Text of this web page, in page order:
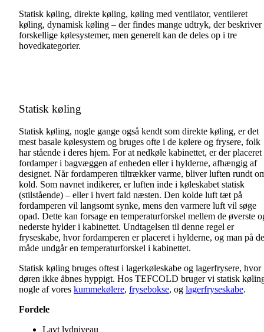
Statisk køling, direkte køling, køling med ventilator, ventileret
køling, dynamisk køling – der findes mange udtryk, der beskriver
forskellige kølesystemer, men generelt kan de deles op i tre
hovedkategorier.
Statisk køling
Statisk køling, nogle gange også kendt som direkte køling, er det
mest basale kølesystem og bruges ofte i de kølere og frysere, folk
har stående i deres hjem. For at nedkøle kabinettet, er der placeret
fordamper i bagvæggen af enheden eller i hylderne, afhængig af
designet. Når fordamperen tiltrækker varme, bliver luften rundt
kold. Som navnet indikerer, er luften inde i køleskabet statisk
(stilstående) – eller i hvert fald næsten. Den kolde luft tæt på
fordamperen vil langsomt synke, mens den varmere luft vil søge
opad. Dette kan forsage en temperaturforskel mellem de øverste
nederste hylder i kabinettet. Undtagelsen til denne regel er
fryseskabe, hvor fordamperen er placeret i hylderne, og man på
måde undgår en temperaturforskel i kabinettet.
Statisk køling bruges oftest i lagerkøleskabe og lagerfrysere, hvor
døren ikke åbnes hyppigt. Hos TEFCOLD bruger vi statisk
nogle af vores kummekølere, frysebokse, og lagerfryseskabe.
Fordele
Lavt lydniveau